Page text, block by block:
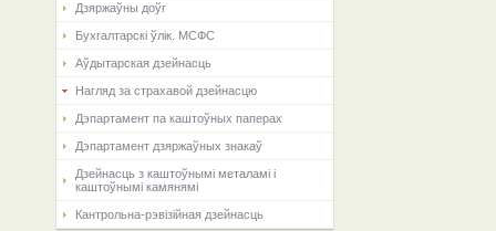
Дзяржаўны доўг
Бухгалтарскі ўлік. МСФС
Аўдытарская дзейнасць
Нагляд за страхавой дзейнасцю
Дэпартамент па каштоўных паперах
Дэпартамент дзяржаўных знакаў
Дзейнасць з каштоўнымі металамі і
каштоўнымі камянямі
Кантрольна-рэвізійная дзейнасць